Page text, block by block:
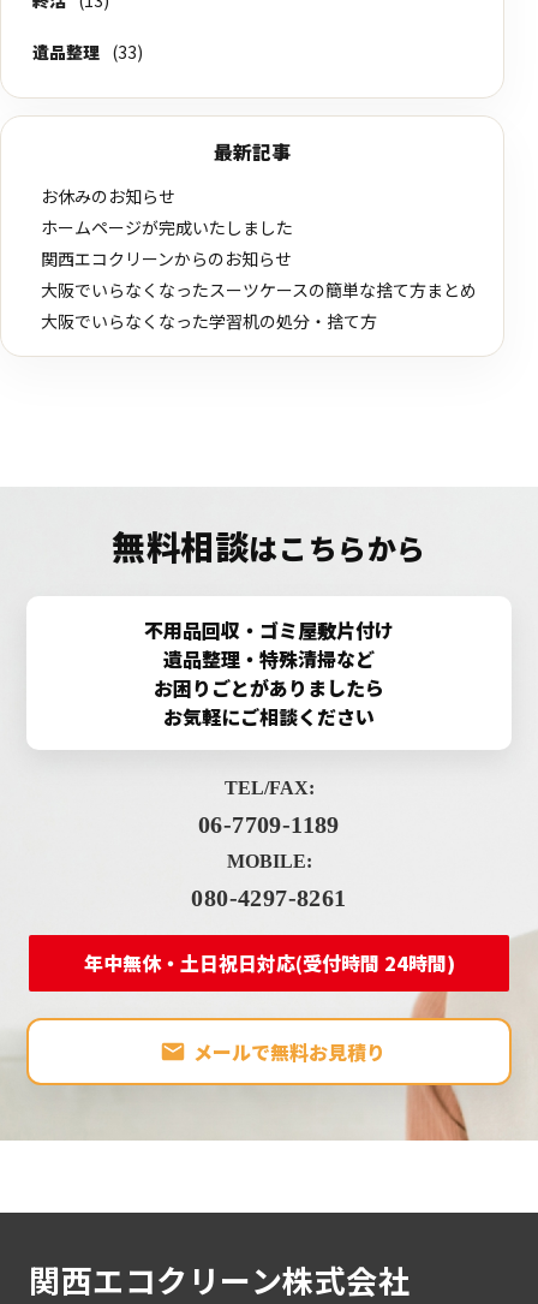
遺品整理 (33)
最新記事
お休みのお知らせ
ホームページが完成いたしました
関西エコクリーンからのお知らせ
大阪でいらなくなったスーツケースの簡単な捨て方まとめ
大阪でいらなくなった学習机の処分・捨て方
無料相談はこちらから
不用品回収・ゴミ屋敷片付け
遺品整理・特殊清掃など
お困りごとがありましたら
お気軽にご相談ください
TEL/FAX:
06-7709-1189
MOBILE:
080-4297-8261
年中無休・土日祝日対応(受付時間 24時間)
メールで無料お見積り
関西エコクリーン株式会社